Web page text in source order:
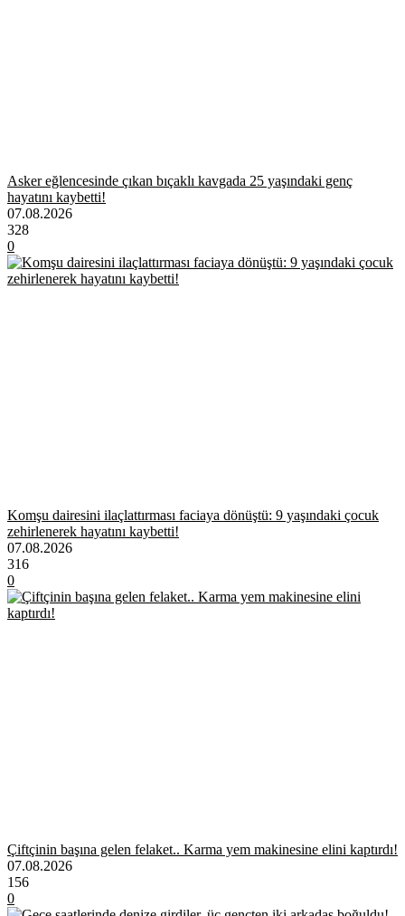
Asker eğlencesinde çıkan bıçaklı kavgada 25 yaşındaki genç
hayatını kaybetti!
07.08.2026
328
0
Komşu dairesini ilaçlattırması faciaya dönüştü: 9 yaşındaki çocuk
zehirlenerek hayatını kaybetti!
07.08.2026
316
0
Çiftçinin başına gelen felaket.. Karma yem makinesine elini kaptırdı!
07.08.2026
156
0